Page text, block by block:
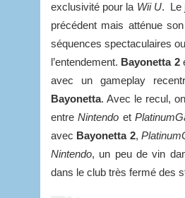
exclusivité pour la Wii U. Le
précédent mais atténue
séquences spectaculaires
l’entendement. Bayonetta 2
avec un gameplay
Bayonetta. Avec le recul,
entre Nintendo et
avec Bayonetta 2,
Nintendo, un peu de vin
dans le club très fermé des